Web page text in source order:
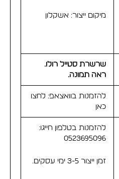
מיקום ייצור: אשקלון
שרשרת סטייל רולו.
ראה תמונה.
להזמנות בוואצאפ: לחצו
כאן
להזמנות בטלפון חייגו:
0523695096
זמן ייצור 3-5 ימי עסקים.